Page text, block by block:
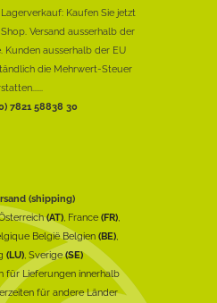
Kaufen Sie jetzt
Versand ausserhalb der
Kunden ausserhalb der EU
die Mehrwert-Steuer
7821 58838 30
(shipping)
(AT), France (FR),
België Belgien (BE),
(LU), Sverige(SE)
für Lieferungen innerhalb
für andere Länder